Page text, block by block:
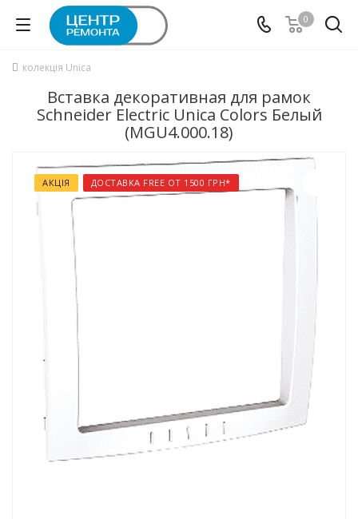
0
колекція Unica
Вставка декоративная для рамок
Schneider Electric Unica Colors Белый
(MGU4.000.18)
АКЦІЯ ДОСТАВКА FREE ОТ 1500 ГРН*